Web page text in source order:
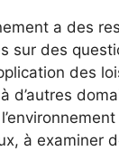
a des
sur des
des
d’autres
à examiner